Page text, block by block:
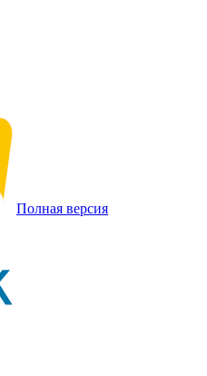
Полная версия